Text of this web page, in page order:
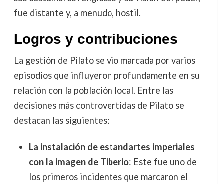
fue distante y, a menudo, hostil.
Logros y contribuciones
La gestión de Pilato se vio marcada por varios
episodios que influyeron profundamente en su
relación con la población local. Entre las
decisiones más controvertidas de Pilato se
destacan las siguientes:
La instalación de estandartes imperiales
con la imagen de Tiberio: Este fue uno de
los primeros incidentes que marcaron el